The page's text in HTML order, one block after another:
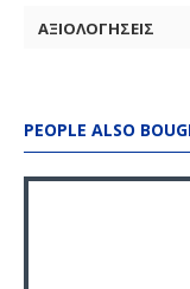
αυτό το
ΑΞΙΟΛΟΓΗΣΕΙΣ
PEOPLE ALSO